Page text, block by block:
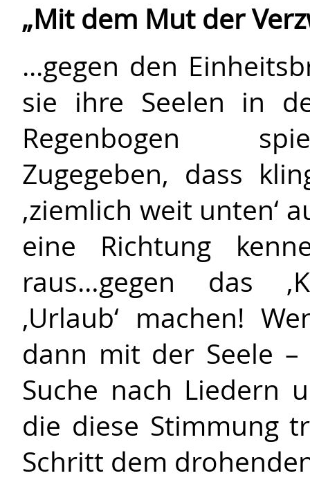
„Mit dem Mut der
...gegen den
sie ihre Seelen in
Regenbogen
Zugegeben, dass
‚ziemlich weit unten‘
eine Richtung
raus…gegen das
‚Urlaub‘ machen!
dann mit der Seele
Suche nach Liedern
die diese Stimmung
Schritt dem